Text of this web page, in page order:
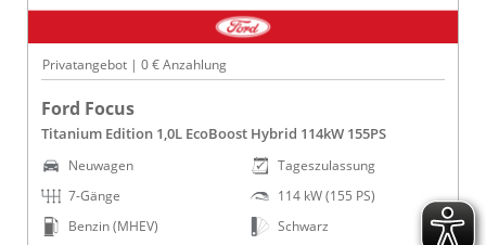
Privatangebot | 0 € Anzahlung
Ford Focus
Titanium Edition 1,0L EcoBoost Hybrid 114kW 155PS
Neuwagen
7-Gänge
Benzin (MHEV)
Tageszulassung
114 kW (155 PS)
Schwarz